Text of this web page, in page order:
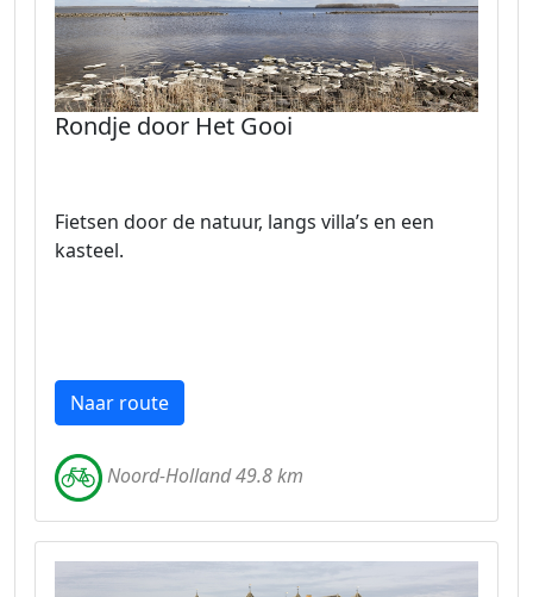
Rondje door Het Gooi
Fietsen door de natuur, langs villa’s en een
kasteel.
Naar route
Noord-Holland 49.8 km